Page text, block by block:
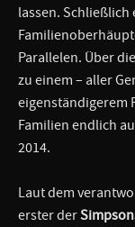
lassen.
Parallelen. Über
zu einem – aller
eigenständigerem
Familien endlich
2014.
Laut dem
erster der